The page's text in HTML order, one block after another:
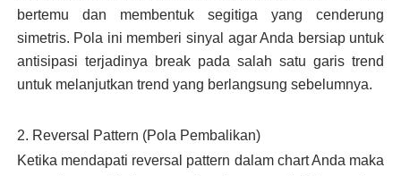
bertemu dan membentuk segitiga yang cenderung
simetris. Pola ini memberi sinyal agar Anda bersiap untuk
antisipasi terjadinya break pada salah satu garis trend
untuk melanjutkan trend yang berlangsung sebelumnya.
2. Reversal Pattern (Pola Pembalikan)
Ketika mendapati reversal pattern dalam chart Anda maka